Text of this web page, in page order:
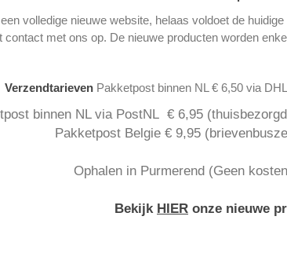
volledige nieuwe website, helaas voldoet de
contact met ons op. De nieuwe producten worden
Verzendtarieven Pakketpost binnen NL € 6,50 via
binnen NL via PostNL € 6,95
Pakketpost Belgie € 9,95
Ophalen in Purmerend (Geen
Bekijk HIER onze nieuwe